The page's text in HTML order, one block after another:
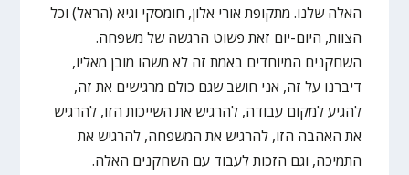
האלה שלנו. מתקופת אורי אלון, חומסקי וגיא (הראל) וכל
הצוות, היום-יום זאת פשוט הרגשה של משפחה.
השחקנים המיוחדים באמת זה לא משהו מובן מאליו,
דיברנו על זה, אני חושב שגם כולם מרגישים את זה,
להגיע למקום עבודה, להרגיש את השייכות הזו, להרגיש
את האהבה הזו, להרגיש את המשפחה, להרגיש את
התמיכה, וגם הזכות לעבוד עם השחקנים האלה.